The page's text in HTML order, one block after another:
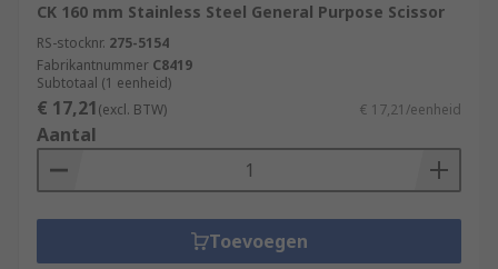
CK 160 mm Stainless Steel General Purpose Scissor
RS-stocknr. 275-5154
Fabrikantnummer C8419
Subtotaal (1 eenheid)
€ 17,21(excl. BTW) € 17,21/eenheid
Aantal
Toevoegen